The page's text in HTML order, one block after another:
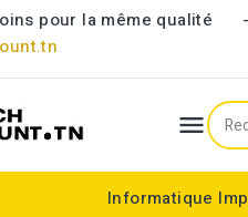
pour la même

Informatique